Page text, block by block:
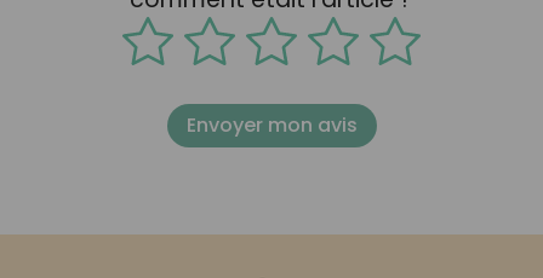
Envoyer mon avis